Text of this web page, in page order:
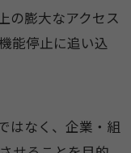
の膨大なアクセス
能停止に追い込
はなく、企業・組